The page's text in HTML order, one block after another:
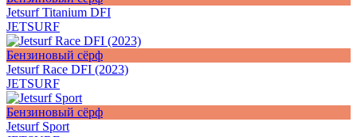
Jetsurf Titanium DFI
JETSURF
Бензиновый сёрф
Jetsurf Race DFI (2023)
JETSURF
Бензиновый сёрф
Jetsurf Sport